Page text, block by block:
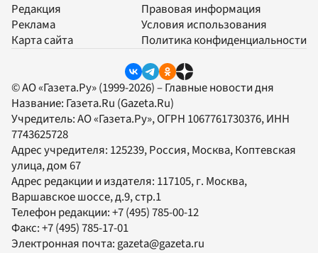
Редакция
Реклама
Карта сайта
Правовая информация
Условия использования
Политика конфиденциальности
© АО «Газета.Ру» (1999-2026) – Главные новости дня
Название: Газета.Ru (Gazeta.Ru)
Учредитель:АО «Газета.Ру», ОГРН 1067761730376, ИНН
7743625728
Адрес учредителя: 125239, Россия, Москва, Коптевская
улица, дом 67
Адрес редакции и издателя: 117105, г. Москва,
Варшавское шоссе, д.9, стр.1
Телефон редакции:+7 (495) 785-00-12
Факс:+7 (495) 785-17-01
Электронная почта: gazeta@gazeta.ru